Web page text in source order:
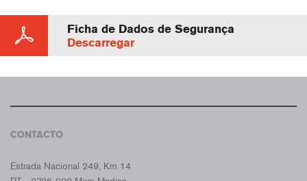
Ficha de Dados de Segurança
Descarregar
CONTACTO
Estrada Nacional 249, Km 14